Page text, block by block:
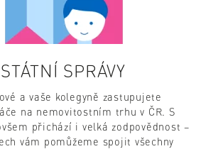
SPRÁVY
a vaše kolegyně zastupujete
na nemovitostním trhu v ČR. S
přichází i velká zodpovědnost –
vám pomůžeme spojit všechny